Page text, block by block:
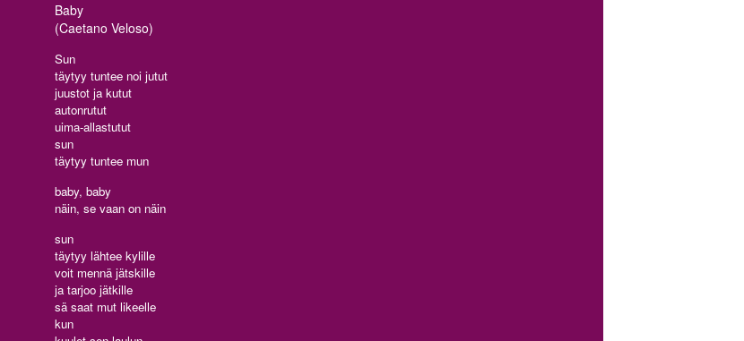
Baby
(Caetano Veloso)
Sun
täytyy tuntee noi jutut
juustot ja kutut
autonrutut
uima-allastutut
sun
täytyy tuntee mun
baby, baby
näin, se vaan on näin
sun
täytyy lähtee kylille
voit mennä jätskille
ja tarjoo jätkille
sä saat mut likeelle
kun